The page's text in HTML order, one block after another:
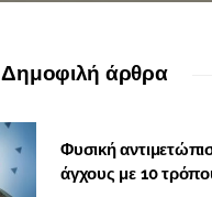
Δημοφιλή άρθρα
Φυσική
άγχους με 10